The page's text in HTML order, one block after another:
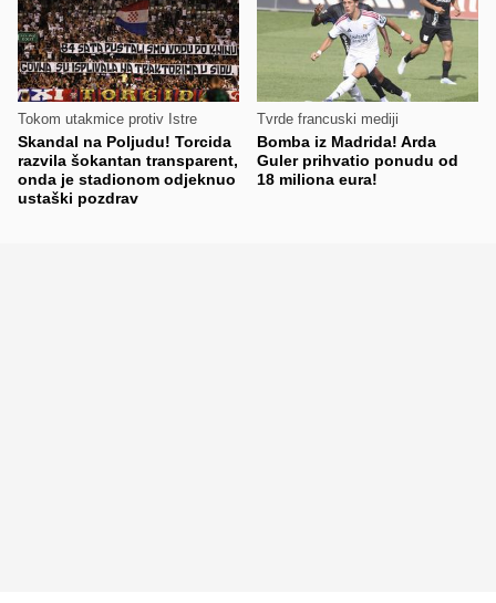
Tokom utakmice protiv Istre
Skandal na Poljudu! Torcida
razvila šokantan transparent,
onda je stadionom odjeknuo
ustaški pozdrav
Tvrde francuski mediji
Bomba iz Madrida! Arda
Guler prihvatio ponudu od
18 miliona eura!